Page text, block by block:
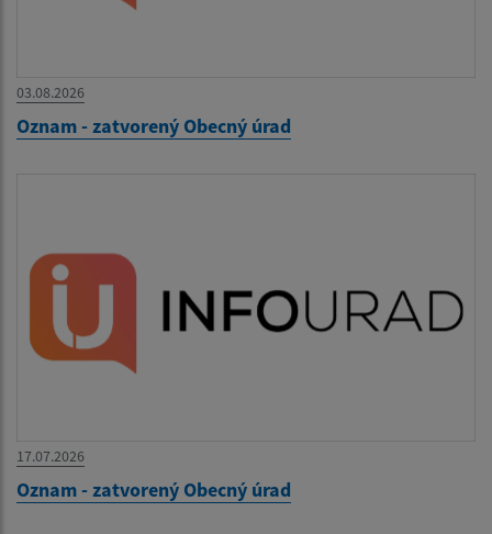
03.08.2026
Oznam - zatvorený Obecný úrad
17.07.2026
Oznam - zatvorený Obecný úrad